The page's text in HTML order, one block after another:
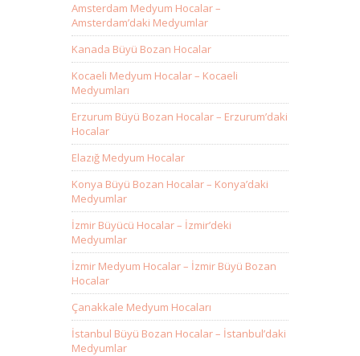
Amsterdam Medyum Hocalar –
Amsterdam’daki Medyumlar
Kanada Büyü Bozan Hocalar
Kocaeli Medyum Hocalar – Kocaeli
Medyumları
Erzurum Büyü Bozan Hocalar – Erzurum’daki
Hocalar
Elazığ Medyum Hocalar
Konya Büyü Bozan Hocalar – Konya’daki
Medyumlar
İzmir Büyücü Hocalar – İzmir’deki
Medyumlar
İzmir Medyum Hocalar – İzmir Büyü Bozan
Hocalar
Çanakkale Medyum Hocaları
İstanbul Büyü Bozan Hocalar – İstanbul’daki
Medyumlar